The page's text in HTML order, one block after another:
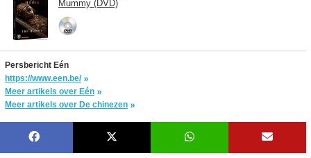
Mummy (DVD)
Persbericht Eén
https://www.een.be/
Meer artikels over Eén
Meer artikels over De chinezen